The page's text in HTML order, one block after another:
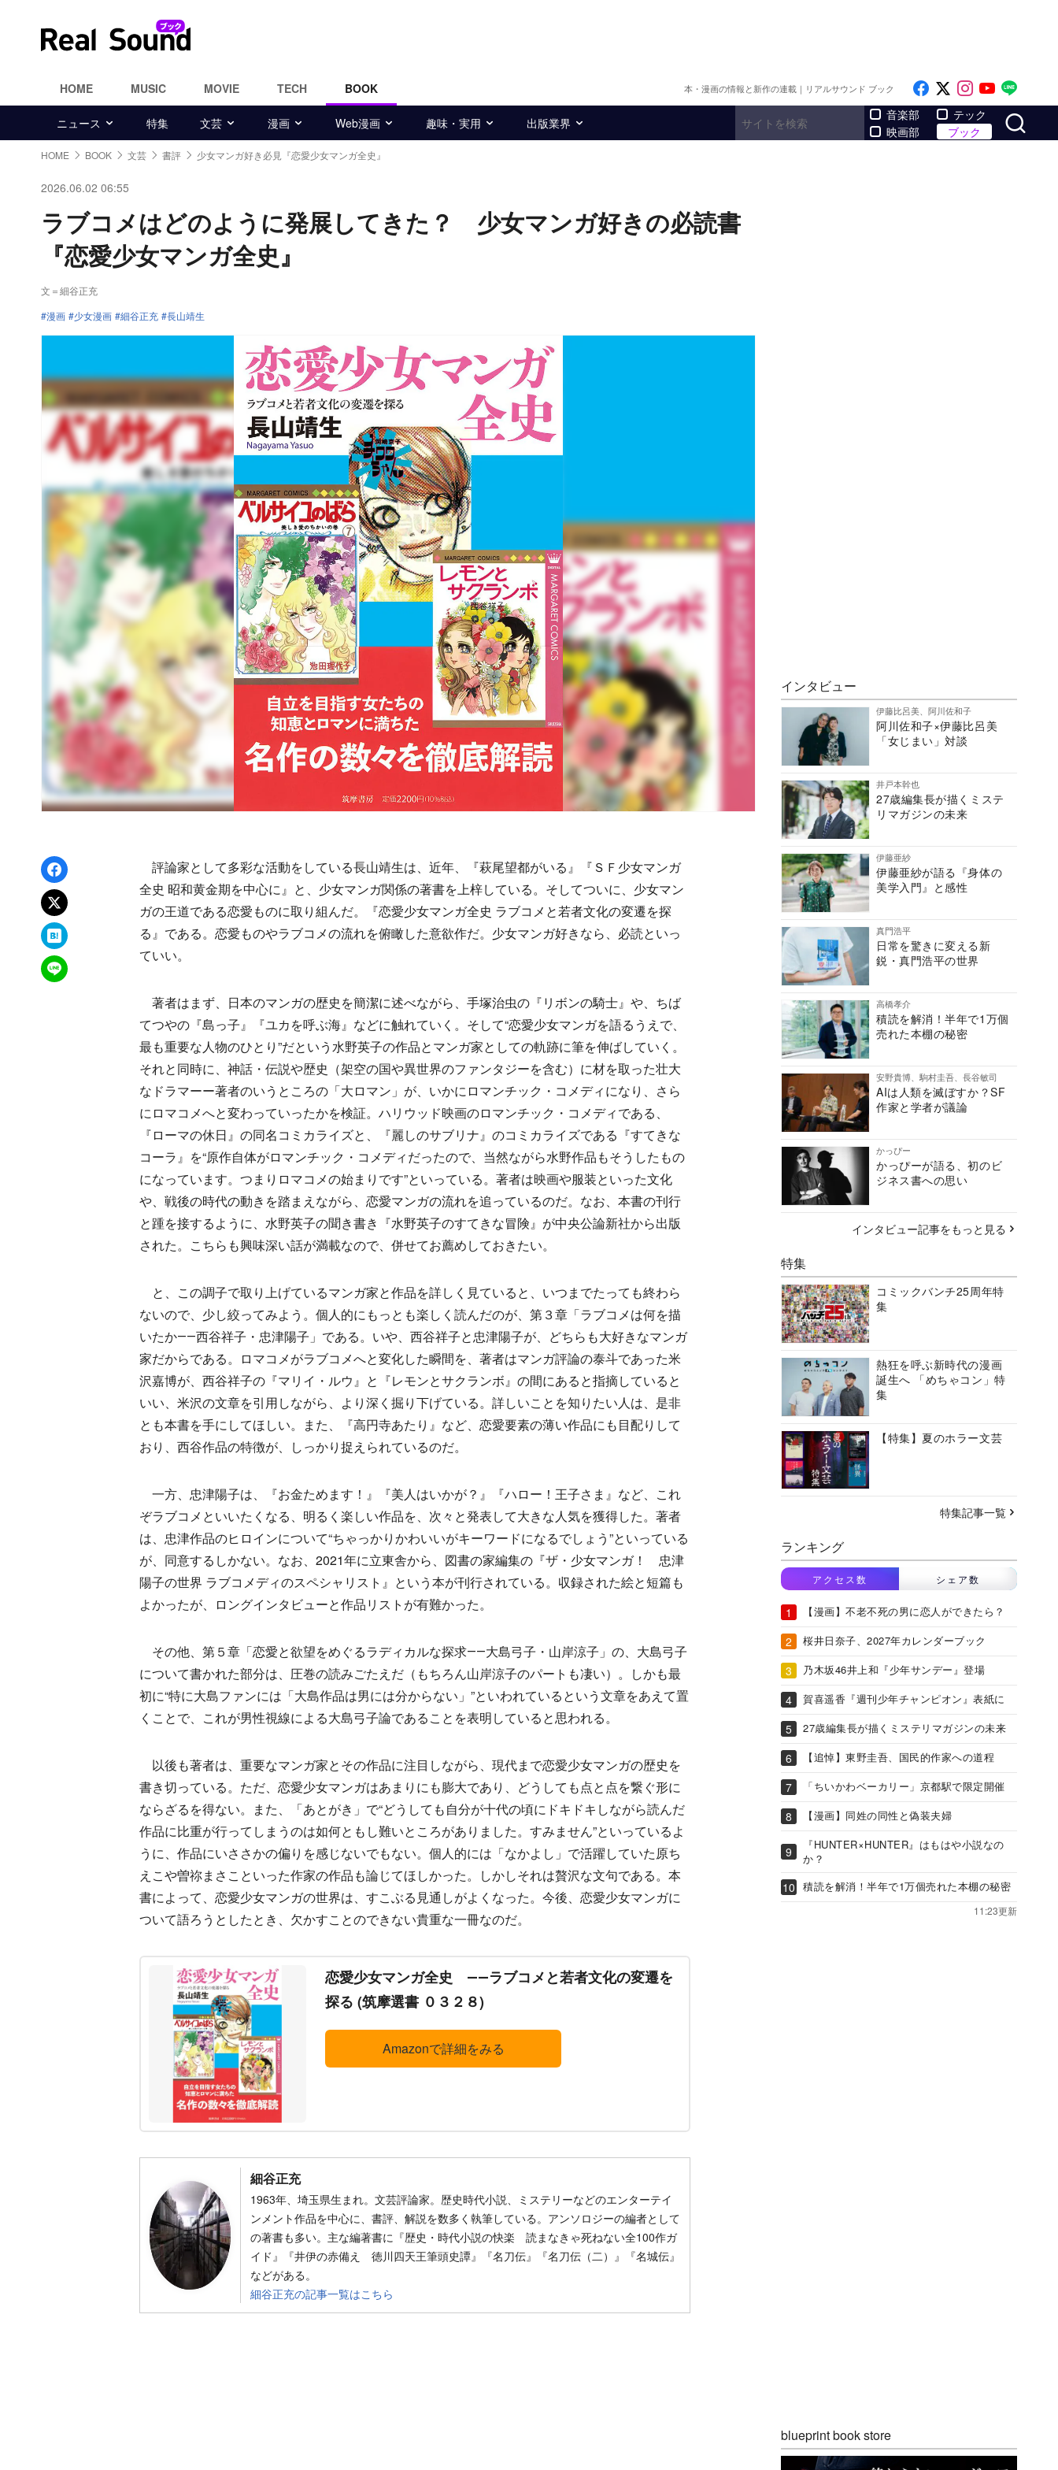
HOME MUSIC MOVIE TECH BOOK 本・漫画の情報と新作の連載｜リアルサウンド ブック Like on Facebook
Follow on x
Follow on
Follow
ニュース 特集 文芸 漫画 Web漫画 趣味・実用 出版業界
音楽部
映画部
テック
ブック
HOME BOOK 文芸 書評 少女マンガ好き必見『恋愛少女マンガ全史』
2026.06.02 06:55
ラブコメはどのように発展してきた？ 少女マンガ好きの必読書
『恋愛少女マンガ全史』
文＝細谷正充
漫画
少女漫画 細谷正充 長山靖生
Facebookでシェア
xでポスト
はてなブックマーク
LINEで送る
評論家として多彩な活動をしている長山靖生は、近年、『萩尾望都がいる』『ＳＦ少女マンガ
全史 昭和黄金期を中心に』と、少女マンガ関係の著書を上梓している。そしてついに、少女マン
ガの王道である恋愛ものに取り組んだ。『恋愛少女マンガ全史 ラブコメと若者文化の変遷を探
る』である。恋愛ものやラブコメの流れを俯瞰した意欲作だ。少女マンガ好きなら、必読といっ
ていい。
著者はまず、日本のマンガの歴史を簡潔に述べながら、手塚治虫の『リボンの騎士』や、ちば
てつやの『島っ子』『ユカを呼ぶ海』などに触れていく。そして“恋愛少女マンガを語るうえで、
最も重要な人物のひとり”だという水野英子の作品とマンガ家としての軌跡に筆を伸ばしていく。
それと同時に、神話・伝説や歴史（架空の国や異世界のファンタジーを含む）に材を取った壮大
なドラマーー著者のいうところの「大ロマン」が、いかにロマンチック・コメディになり、さら
にロマコメへと変わっていったかを検証。ハリウッド映画のロマンチック・コメディである、
『ローマの休日』の同名コミカライズと、『麗しのサブリナ』のコミカライズである『すてきな
コーラ』を“原作自体がロマンチック・コメディだったので、当然ながら水野作品もそうしたもの
になっています。つまりロマコメの始まりです”といっている。著者は映画や服装といった文化
や、戦後の時代の動きを踏まえながら、恋愛マンガの流れを追っているのだ。なお、本書の刊行
と踵を接するように、水野英子の聞き書き『水野英子のすてきな冒険』が中央公論新社から出版
された。こちらも興味深い話が満載なので、併せてお薦めしておきたい。
と、この調子で取り上げているマンガ家と作品を詳しく見ていると、いつまでたっても終わら
ないので、少し絞ってみよう。個人的にもっとも楽しく読んだのが、第３章「ラブコメは何を描
いたか――西谷祥子・忠津陽子」である。いや、西谷祥子と忠津陽子が、どちらも大好きなマンガ
家だからである。ロマコメがラブコメへと変化した瞬間を、著者はマンガ評論の泰斗であった米
沢嘉博が、西谷祥子の『マリイ・ルウ』と『レモンとサクランボ』の間にあると指摘していると
いい、米沢の文章を引用しながら、より深く掘り下げている。詳しいことを知りたい人は、是非
とも本書を手にしてほしい。また、『高円寺あたり』など、恋愛要素の薄い作品にも目配りして
おり、西谷作品の特徴が、しっかり捉えられているのだ。
一方、忠津陽子は、『お金ためます！』『美人はいかが？』『ハロー！王子さま』など、これ
ぞラブコメといいたくなる、明るく楽しい作品を、次々と発表して大きな人気を獲得した。著者
は、忠津作品のヒロインについて“ちゃっかりかわいいがキーワードになるでしょう”といっている
が、同意するしかない。なお、2021年に立東舎から、図書の家編集の『ザ・少女マンガ！ 忠津
陽子の世界 ラブコメディのスペシャリスト』という本が刊行されている。収録された絵と短篇も
よかったが、ロングインタビューと作品リストが有難かった。
その他、第５章「恋愛と欲望をめぐるラディカルな探求――大島弓子・山岸涼子」の、大島弓子
について書かれた部分は、圧巻の読みごたえだ（もちろん山岸涼子のパートも凄い）。しかも最
初に“特に大島ファンには「大島作品は男には分からない」”といわれているという文章をあえて置
くことで、これが男性視線による大島弓子論であることを表明していると思われる。
以後も著者は、重要なマンガ家とその作品に注目しながら、現代まで恋愛少女マンガの歴史を
書き切っている。ただ、恋愛少女マンガはあまりにも膨大であり、どうしても点と点を繋ぐ形に
ならざるを得ない。また、「あとがき」で“どうしても自分が十代の頃にドキドキしながら読んだ
作品に比重が行ってしまうのは如何ともし難いところがありました。すみません”といっているよ
うに、作品にいささかの偏りを感じないでもない。個人的には「なかよし」で活躍していた原ち
えこや曽祢まさこといった作家の作品も論じてほしかった。しかしそれは贅沢な文句である。本
書によって、恋愛少女マンガの世界は、すこぶる見通しがよくなった。今後、恋愛少女マンガに
ついて語ろうとしたとき、欠かすことのできない貴重な一冊なのだ。
恋愛少女マンガ全史 ――ラブコメと若者文化の変遷を
探る (筑摩選書 ０３２８)
Amazonで詳細をみる
細谷正充
1963年、埼玉県生まれ。文芸評論家。歴史時代小説、ミステリーなどのエンターテイ
ンメント作品を中心に、書評、解説を数多く執筆している。アンソロジーの編者として
の著書も多い。主な編著書に『歴史・時代小説の快楽 読まなきゃ死ねない全100作ガ
イド』『井伊の赤備え 徳川四天王筆頭史譚』『名刀伝』『名刀伝（二）』『名城伝』
などがある。
細谷正充の記事一覧はこちら
インタビュー
伊藤比呂美、阿川佐和子
阿川佐和子×伊藤比呂美
「女じまい」対談
井戸本幹也
27歳編集長が描くミステ
リマガジンの未来
伊藤亜紗
伊藤亜紗が語る『身体の
美学入門』と感性
真門浩平
日常を驚きに変える新
鋭・真門浩平の世界
高橋孝介
積読を解消！半年で1万個
売れた本棚の秘密
安野貴博、駒村圭吾、長谷敏司
AIは人類を滅ぼすか？SF
作家と学者が議論
かっぴー
かっぴーが語る、初のビ
ジネス書への思い
インタビュー記事をもっと見る
特集
コミックバンチ25周年特
集
熱狂を呼ぶ新時代の漫画
誕生へ 「めちゃコン」特
集
【特集】夏のホラー文芸
特集記事一覧
ランキング
アクセス数 シェア数
【漫画】不老不死の男に恋人ができたら？
桜井日奈子、2027年カレンダーブック
乃木坂46井上和『少年サンデー』登場
賀喜遥香『週刊少年チャンピオン』表紙に
27歳編集長が描くミステリマガジンの未来
【追悼】東野圭吾、国民的作家への道程
「ちいかわベーカリー」京都駅で限定開催
【漫画】同姓の同性と偽装夫婦
『HUNTER×HUNTER』はもはや小説なの
か？
積読を解消！半年で1万個売れた本棚の秘密
11:23更新
blueprint book store